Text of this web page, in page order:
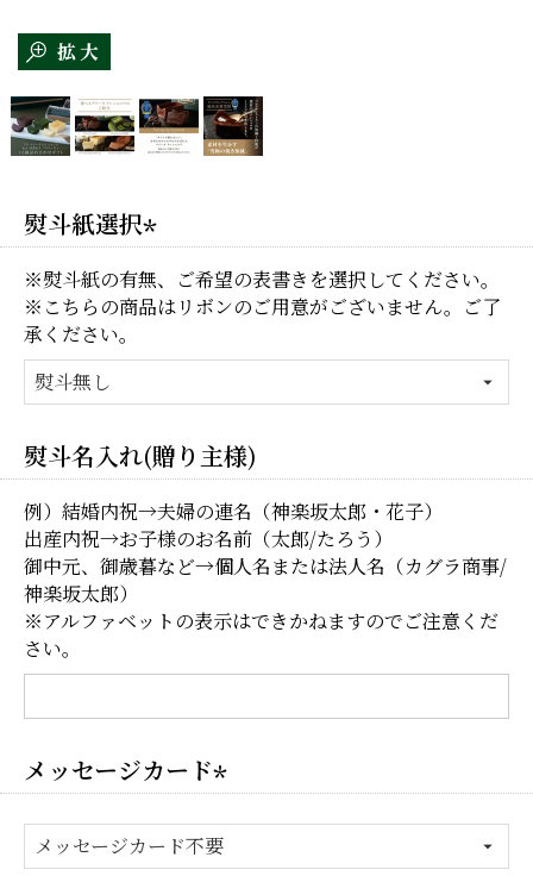
熨斗紙選択
(必
須)
※熨斗紙の有無、ご希望の表書きを選択してください。
※こちらの商品はリボンのご用意がございません。ご了
承ください。
熨斗名入れ(贈り主様)
例）結婚内祝→夫婦の連名（神楽坂太郎・花子）
出産内祝→お子様のお名前（太郎/たろう）
御中元、御歳暮など→個人名または法人名（カグラ商事/
神楽坂太郎）
※アルファベットの表示はできかねますのでご注意くだ
さい。
メッセージカード
(必
須)